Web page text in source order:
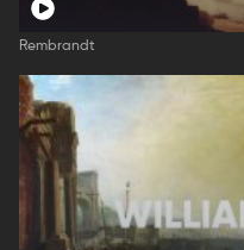
Rembrandt